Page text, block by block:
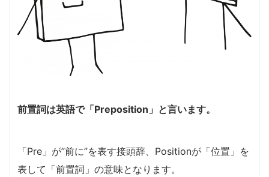
前置詞は英語で「Preposition」と言います。
「Pre」が”前に”を表す接頭辞、Positionが「位置」を
表して「前置詞」の意味となります。